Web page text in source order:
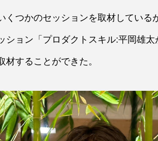
くつかのセッションを取材している
ション「プロダクトスキル:平岡雄
材することができた。